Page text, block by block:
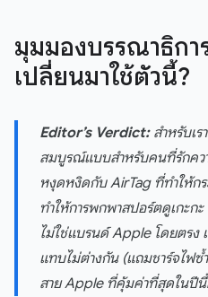
มุมมองบรรณาธิกา
เปลี่ยนมาใช้ตัวนี้?
Editor’s Verdict:สำหรับเร
สมบูรณ์แบบสำหรับคนที่รักคว
หงุดหงิดกับ AirTag ที่ทำให้ก
ทำให้การพกพาสปอร์ตดูเกะก
ไม่ใช่แบรนด์ Apple โดยตรง
แทบไม่ต่างกัน (แถมชาร์จไฟ
สาย Apple ที่คุ้มค่าที่สุดในปี